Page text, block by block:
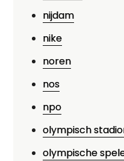
nijdam
nike
noren
nos
npo
olympisch
olympische